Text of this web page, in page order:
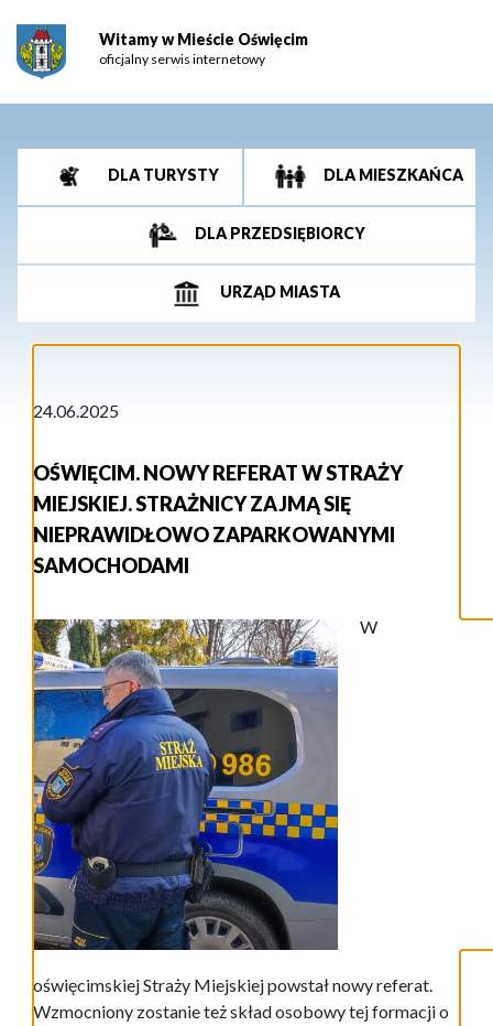
Witamy w Mieście Oświęcim
oficjalny serwis internetowy
DLA TURYSTY DLA MIESZKAŃCA
DLA PRZEDSIĘBIORCY
URZĄD MIASTA
24.06.2025
OŚWIĘCIM. NOWY REFERAT W STRAŻY
MIEJSKIEJ. STRAŻNICY ZAJMĄ SIĘ
NIEPRAWIDŁOWO ZAPARKOWANYMI
SAMOCHODAMI
W
oświęcimskiej Straży Miejskiej powstał nowy referat.
Wzmocniony zostanie też skład osobowy tej formacji o